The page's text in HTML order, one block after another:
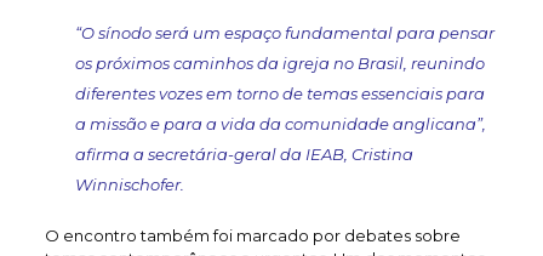
“O sínodo será um espaço fundamental para pensar
os próximos caminhos da igreja no Brasil, reunindo
diferentes vozes em torno de temas essenciais para
a missão e para a vida da comunidade anglicana”,
afirma a secretária-geral da IEAB, Cristina
Winnischofer.
O encontro também foi marcado por debates sobre